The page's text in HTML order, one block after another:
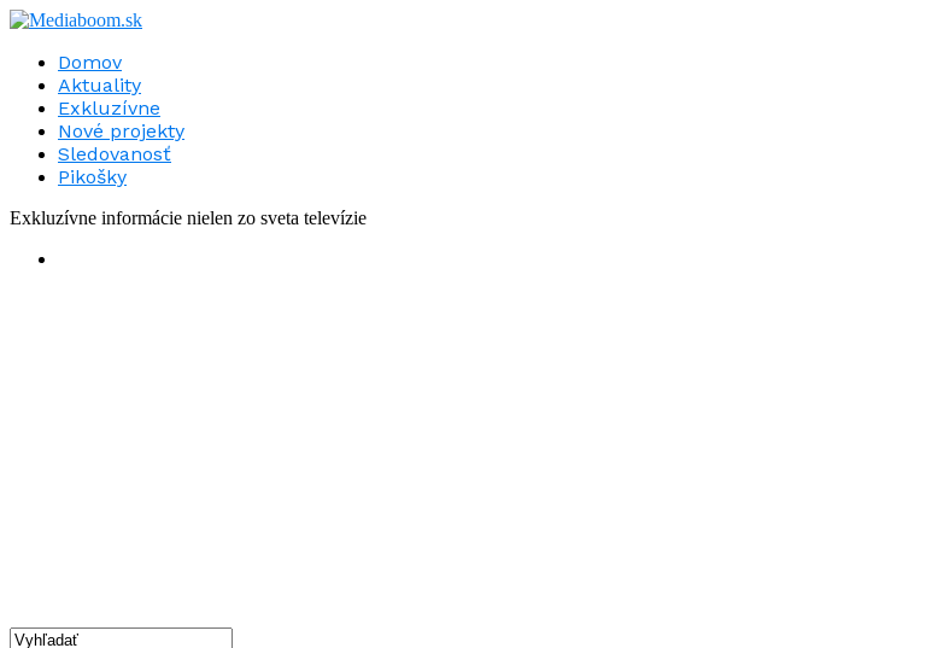
Domov
Aktuality
Exkluzívne
Nové projekty
Sledovanosť
Pikošky
Exkluzívne informácie nielen zo sveta televízie